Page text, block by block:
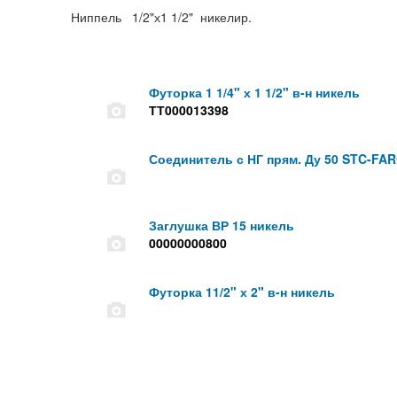
Ниппель 1/2"х1 1/2" никелир.
Футорка 1 1/4" х 1 1/2" в-н никель
ТТ000013398
Соединитель с НГ прям. Ду 50 STC-
Заглушка ВР 15 никель
00000000800
Футорка 11/2" х 2" в-н никель